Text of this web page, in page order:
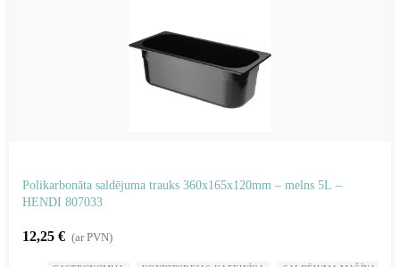
Polikarbonāta saldējuma trauks 360x165x120mm – melns 5L –
HENDI 807033
12,25 € (ar PVN)